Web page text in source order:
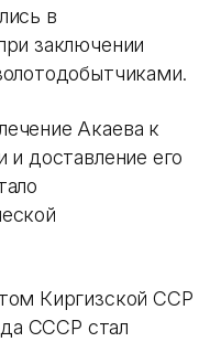
в
заключении
Акаева к
и доставление его
Киргизской ССР
СССР стал